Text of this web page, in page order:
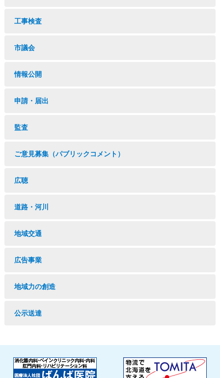
工事検査
市議会
情報公開
申請・届出
監査
ご意見募集（パブリックコメント）
広聴
道路・河川
地域交通
広告事業
地域力の創造
公示送達